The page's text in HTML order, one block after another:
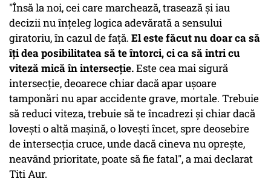
"Însă la noi, cei care marchează, trasează și iau
decizii nu înțeleg logica adevărată a sensului
giratoriu, în cazul de față. El este făcut nu doar ca să
îți dea posibilitatea să te întorci, ci ca să intri cu
viteză mică în intersecție.Este cea mai sigură
intersecție, deoarece chiar dacă apar ușoare
tamponări nu apar accidente grave, mortale. Trebuie
să reduci viteza, trebuie să te încadrezi și chiar dacă
lovești o altă mașină, o lovești încet, spre deosebire
de intersecția cruce, unde dacă cineva nu oprește,
neavând prioritate, poate să fie fatal", a mai declarat
Titi Aur.